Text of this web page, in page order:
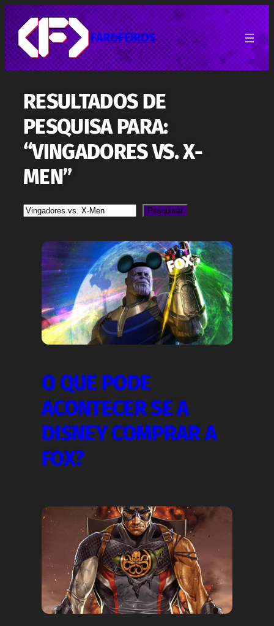
Pular
para
o
conteúdo
FAROFEIROS
RESULTADOS DE
PESQUISA PARA:
“VINGADORES VS. X-
MEN”
Pesquisa Pesquisar
O QUE PODE
ACONTECER SE A
DISNEY COMPRAR A
FOX?